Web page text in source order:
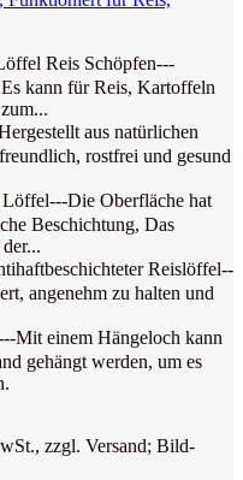
Reis Schöpfen---
kann für Reis, Kartoffeln
aus natürlichen
rostfrei und gesund
Die Oberfläche hat
Beschichtung, Das
Reislöffel--
angenehm zu halten und
Mit einem Hängeloch kann
gehängt werden, um es
zzgl. Versand; Bild-